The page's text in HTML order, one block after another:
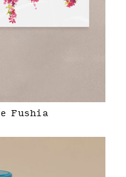
Fushia